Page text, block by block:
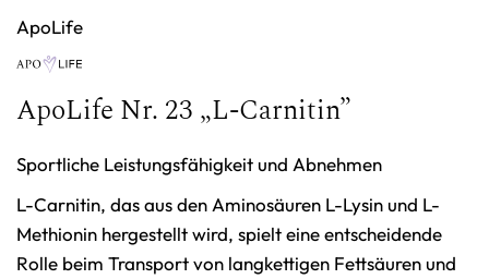
ApoLife
ApoLife Nr. 23 „L-Carnitin”
Sportliche Leistungsfähigkeit und Abnehmen
L-Carnitin, das aus den Aminosäuren L-Lysin und L-
Methionin hergestellt wird, spielt eine entscheidende
Rolle beim Transport von langkettigen Fettsäuren und